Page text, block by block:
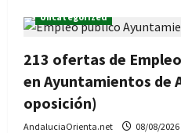
Uncategorized
213 ofertas de
en Ayuntamientos de
oposición)
AndaluciaOrienta.net
08/08/2026